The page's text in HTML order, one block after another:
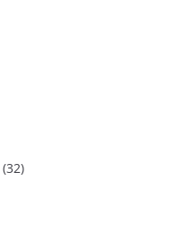
(32)